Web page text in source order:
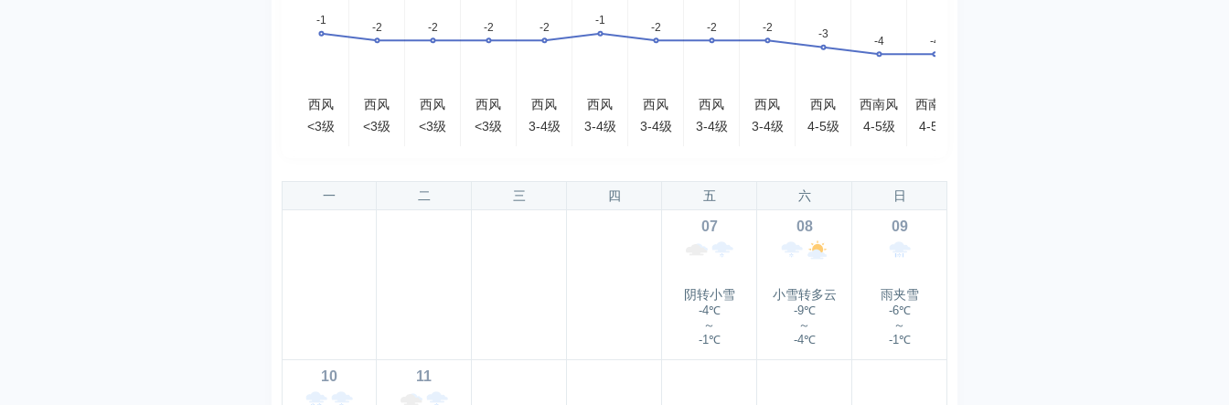
西风
<3级
西风
<3级
西风
<3级
西风
<3级
西风
3-4级
西风
3-4级
西风
3-4级
西风
3-4级
西风
3-4级
西风
4-5级
西南风
4-5级
西南风
4-5级
一 二 三 四 五 六 日
07
阴转小雪
-4℃
～
-1℃
08
小雪转多云
-9℃
～
-4℃
09
雨夹雪
-6℃
～
-1℃
10 11